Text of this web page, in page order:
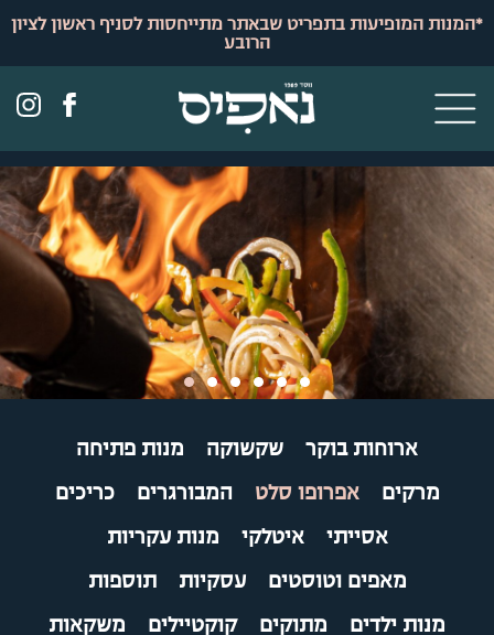
לתוכן
*המנות המופיעות בתפריט שבאתר מתייחסות לסניף ראשון לציון
הרובע
ארוחות בוקר שקשוקה
מנות פתיחה
מרקים
אפרופו סלט המבורגרים
כריכים
אסייתי
איטלקי
מנות עקריות
מאפים וטוסטים
עסקיות
תוספות
מנות ילדים
מתוקים קוקטיילים משקאות